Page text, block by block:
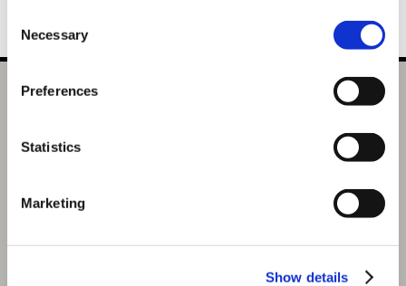
Selection
Necessary
Preferences
Statistics
Marketing
Show details
「ストリートファイターリー
インイベント 第5回 10月7日
（火）開催 Division S 第5節チ
100ポイント付与